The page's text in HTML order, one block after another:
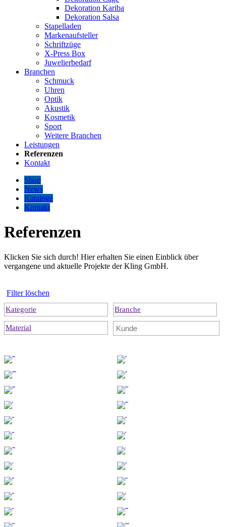
Dekoration Kariba
Dekoration Salsa
Stapelladen
Markenaufsteller
Schriftzüge
X-Press Box
Juwelierbedarf
Branchen
Schmuck
Uhren
Optik
Akustik
Kosmetik
Sport
Weitere Branchen
Leistungen
Referenzen
Kontakt
Shop
News
Kataloge
Kontakt
Referenzen
Klicken Sie sich durch! Hier erhalten Sie einen Einblick über
vergangene und aktuelle Projekte der Kling GmbH.
Filter löschen
Kategorie Branche
Material